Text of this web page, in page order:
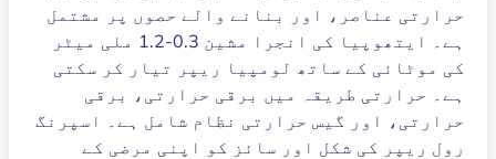
حرارتی عناصر، اور بنانے والے حصوں پر مشتمل
ہے۔ ایتھوپیا کی انجرا مشین 0.3-1.2 ملی میٹر
کی موٹائی کے ساتھ لومپیا ریپر تیار کر سکتی
ہے۔ حرارتی طریقہ میں برقی حرارتی، برقی
حرارتی، اور گیس حرارتی نظام شامل ہے۔ اسپرنگ
رول ریپر کی شکل اور سائز کو اپنی مرضی کے